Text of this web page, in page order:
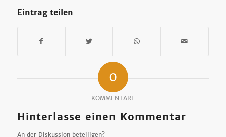
Eintrag teilen
0
KOMMENTARE
Hinterlasse einen Kommentar
An der Diskussion beteiligen?